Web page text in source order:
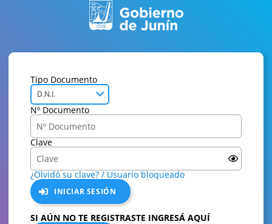
Tipo Documento
D.N.I.
Nº Documento
Clave
¿Olvidó su clave? / Usuario bloqueado
INICIAR SESIÓN
SI AÚN NO TE REGISTRASTE INGRESÁ AQUÍ